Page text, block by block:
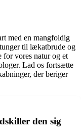
med en mangfoldig
til lækatbrude og
for vores natur og et
Lad os fortsætte
der beriger
den sig